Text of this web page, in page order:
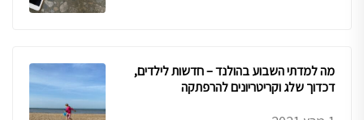
מה למדתי השבוע בהולנד – חדשות לילדים,
דכדוך שלג וקריטריונים להרפתקה